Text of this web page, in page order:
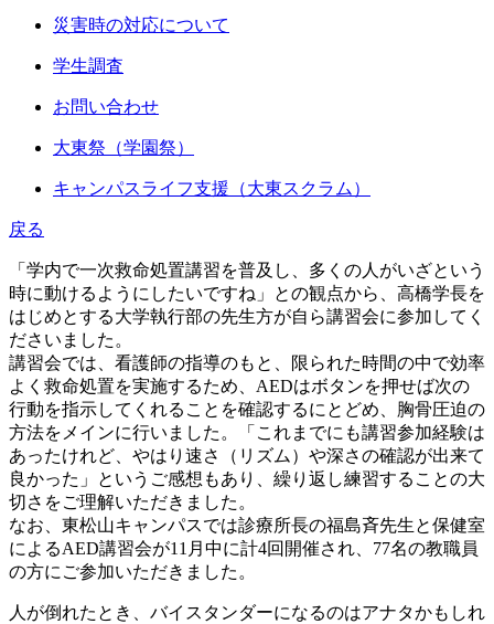
災害時の対応について
学生調査
お問い合わせ
大東祭（学園祭）
キャンパスライフ支援（大東スクラム）
戻る
「学内で一次救命処置講習を普及し、多くの人がいざという
時に動けるようにしたいですね」との観点から、高橋学長を
はじめとする大学執行部の先生方が自ら講習会に参加してく
ださいました。
講習会では、看護師の指導のもと、限られた時間の中で効率
よく救命処置を実施するため、AEDはボタンを押せば次の
行動を指示してくれることを確認するにとどめ、胸骨圧迫の
方法をメインに行いました。「これまでにも講習参加経験は
あったけれど、やはり速さ（リズム）や深さの確認が出来て
良かった」というご感想もあり、繰り返し練習することの大
切さをご理解いただきました。
なお、東松山キャンパスでは診療所長の福島斉先生と保健室
によるAED講習会が11月中に計4回開催され、77名の教職員
の方にご参加いただきました。
人が倒れたとき、バイスタンダーになるのはアナタかもしれ